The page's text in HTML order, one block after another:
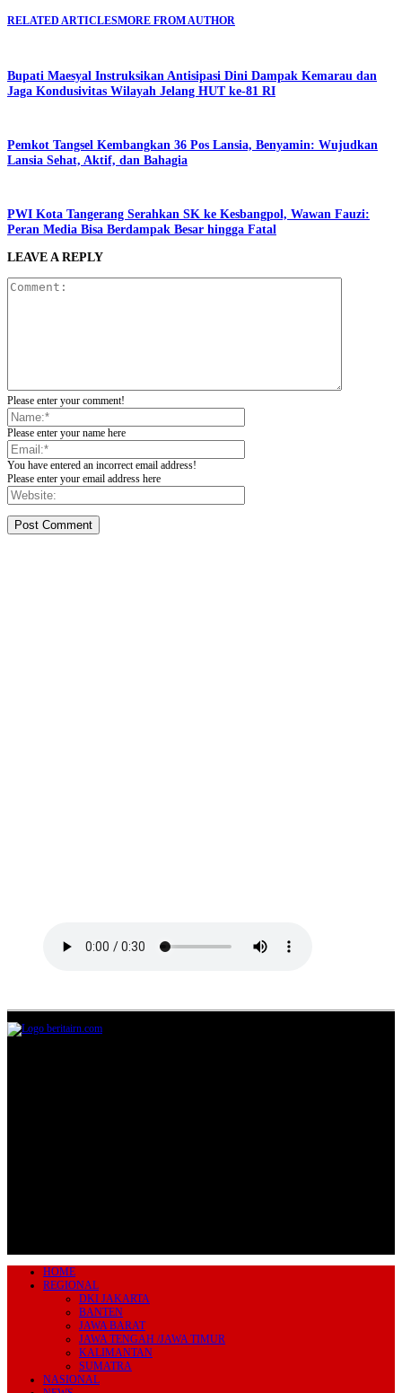
RELATED ARTICLESMORE FROM AUTHOR
Bupati Maesyal Instruksikan Antisipasi Dini Dampak Kemarau dan
Jaga Kondusivitas Wilayah Jelang HUT ke-81 RI
Pemkot Tangsel Kembangkan 36 Pos Lansia, Benyamin: Wujudkan
Lansia Sehat, Aktif, dan Bahagia
PWI Kota Tangerang Serahkan SK ke Kesbangpol, Wawan Fauzi:
Peran Media Bisa Berdampak Besar hingga Fatal
LEAVE A REPLY
Please enter your comment!
Please enter your name here
You have entered an incorrect email address!
Please enter your email address here
HOME
REGIONAL
DKI JAKARTA
BANTEN
JAWA BARAT
JAWA TENGAH /JAWA TIMUR
KALIMANTAN
SUMATRA
NASIONAL